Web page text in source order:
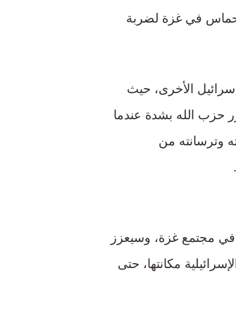
حماس في غزة لضربة
الأخرى، حيث
حزب الله بشدة عندما
وترسانته من
مجتمع غزة، وسيعزز
مكانتها، حتى